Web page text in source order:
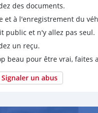
des documents.
et à l'enregistrement du
public et n'y allez pas seul.
un reçu.
beau pour être vrai, faites
Signaler un abus